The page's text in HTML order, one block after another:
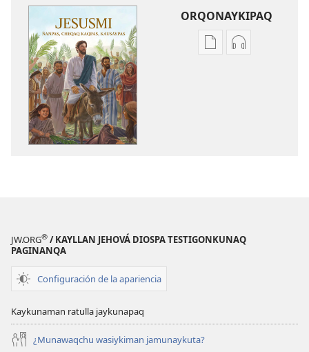
ORQONAYKIPAQ
KaypiKaypin
JW.ORG® / KAYLLAN JEHOVÁ DIOSPA TESTIGONKUNAQ
PAGINANQA
Configuración de la apariencia
Kaykunaman ratulla jaykunapaq
¿Munawaqchu wasiykiman jamunaykuta?